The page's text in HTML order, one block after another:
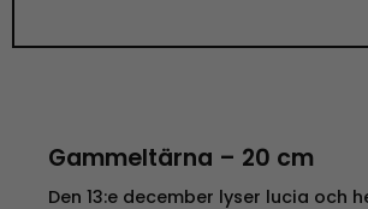
Gammeltärna – 20 cm
Den 13:e december lyser lucia och